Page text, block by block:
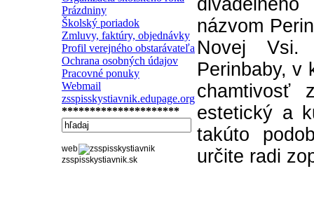
Prázdniny
Školský poriadok
Zmluvy, faktúry, objednávky
Profil verejného obstarávateľa
Ochrana osobných údajov
Pracovné ponuky
Webmail
zsspisskystiavnik.edupage.org
*********************
web
zsspisskystiavnik.sk
názvom
Novej Vsi.
Perinbaby, v
chamtivosť
estetický a
takúto
určite radi